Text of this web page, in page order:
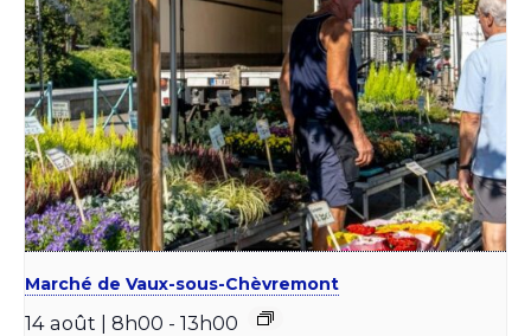
Marché de Vaux-sous-Chèvremont
14 août | 8h00 - 13h00